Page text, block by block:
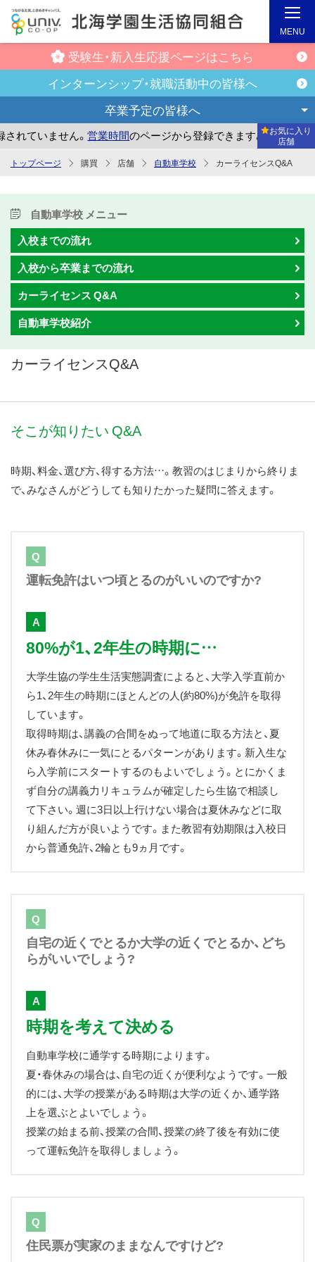
ン
キ
受験生・新入生応援ページはこちら
インターンシップ・就職活動中の皆様へ
卒業予定の皆様へ
ていません。営業時間のページから登録できます。 まだお
お気に入り
店舗
MENU
トップページ 購買 店舗 自動車学校 カーライセンスQ&A
自動車学校 メニュー
入校までの流れ
入校から卒業までの流れ
カーライセンス Q&A
自動車学校紹介
カーライセンスQ&A
そこが知りたい Q&A
時期、料金、選び方、得する方法…。教習のはじまりから終りま
で、みなさんがどうしても知りたかった疑問に答えます。
Q
運転免許はいつ頃とるのがいいのですか?
A
80%が1、2年生の時期に…
大学生協の学生生活実態調査によると、大学入学直前か
ら1、2年生の時期にほとんどの人(約80%)が免許を取得
しています。
取得時期は、講義の合間をぬって地道に取る方法と、夏
休み春休みに一気にとるパターンがあります。新入生な
ら入学前にスタートするのもよいでしょう。とにかくま
ず自分の講義力リキュラムが確定したら生協で相談し
て下さい。週に3日以上行けない場合は夏休みなどに取
り組んだ方が良いようです。また教習有効期限は入校日
から普通免許、2輪とも9ヵ月です。
Q
自宅の近くでとるか大学の近くでとるか、どち
らがいいでしょう?
A
時期を考えて決める
自動車学校に通学する時期によります。
夏・春休みの場合は、自宅の近くが便利なようです。一般
的には、大学の授業がある時期は大学の近くか、通学路
上を選ぶとよいでしょう。
授業の始まる前、授業の合間、授業の終了後を有効に使
って運転免許を取得しましょう。
Q
住民票が実家のままなんですけど?